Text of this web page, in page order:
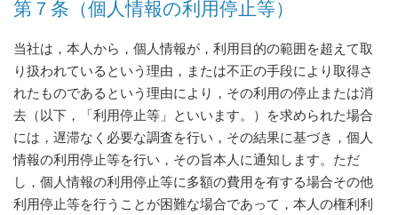
第７条（個人情報の利用停止等）
当社は，本人から，個人情報が，利用目的の範囲を超えて取
り扱われているという理由，または不正の手段により取得さ
れたものであるという理由により，その利用の停止または消
去（以下，「利用停止等」といいます。）を求められた場合
には，遅滞なく必要な調査を行い，その結果に基づき，個人
情報の利用停止等を行い，その旨本人に通知します。ただ
し，個人情報の利用停止等に多額の費用を有する場合その他
利用停止等を行うことが困難な場合であって，本人の権利利